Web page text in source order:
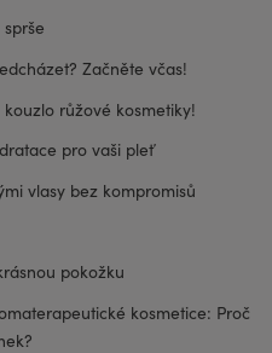
Začněte včas!
růžové kosmetiky!
pro vaši pleť
vlasy bez kompromisů
pokožku
kosmetice: Proč